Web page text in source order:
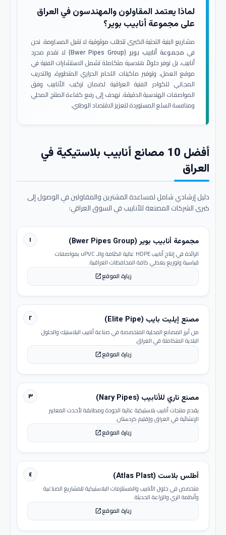
لماذا يعتمد المقاولون والمهندسون في العراق
على مجموعة أنابيب بوير؟
مشاريع البنية التحتية الكبرى تتطلب موثوقية لا تقبل المساومة. نحن
في مجموعة أنابيب بوير (Bwer Pipes Group)
لا نقدم مجرد
أنابيب، بل نوفر حلولاً هندسية متكاملة تشمل الاستشارات الفنية في
موقع العمل، وتوفير ماكينات اللحام الحراري المتطورة، والتدريب
المجاني للكوادر الفنية العراقية لضمان تركيب الأنابيب وفق
المواصفات الهندسية الدقيقة. نهدف إلى رفع كفاءة المنتج المحلي
ومنافسة السلع المستوردة لتعزيز الاقتصاد الوطني.
أفضل 10 مصانع أنابيب بلاستيكية في
العراق
دليل إرشادي شامل لمساعدة المشترين والمقاولين في الوصول إلى
كبرى الشركات المصنعة للأنابيب في السوق العراقي:
١ مجموعة أنابيب بوير (Bwer Pipes Group)
الرائدة في إنتاج أنابيب HDPE عالية الكثافة والـ uPVC بمواصفات
قياسية وتوزيع يغطي كافة المحافظات العراقية.
زيارة الموقعopen_in_new
٢ مصنع إيليت بايب (Elite Pipe)
من أبرز المصانع المحلية المتخصصة في صناعة أنابيب البلاستيك والحلول
البلدية المتكاملة في العراق.
زيارة الموقعopen_in_new
٣ مصنع ناري للأنابيب (Nary Pipes)
يقدم منتجات أنابيب بلاستيكية عالية الجودة ومطابقة لأحدث المعايير
الإنشائية في العراق وإقليم كردستان.
زيارة الموقعopen_in_new
٤ أطلس بلاست (Atlas Plast)
متخصص في حلول الأنابيب والمستلزمات البلاستيكية للمشاريع الصناعية
وأنظمة الري والزراعة الحديثة.
زيارة الموقعopen_in_new